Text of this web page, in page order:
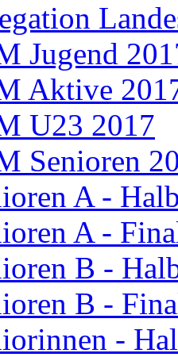
Jugend
Aktive
U23 2017
Senioren
A -
A -
B -
B -
-